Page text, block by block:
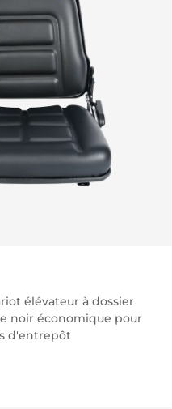
élévateur à dossier
noir économique pour
d'entrepôt